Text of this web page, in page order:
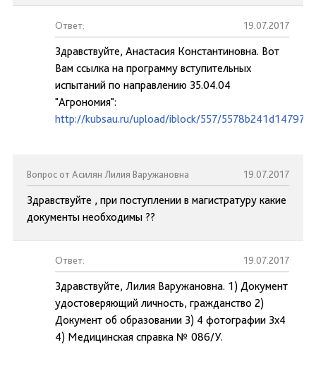
Ответ: 19.07.2017
Здравствуйте, Анастасия Константиновна. Вот
Вам ссылка на программу вступительных
испытаний по направлению 35.04.04
"Агрономия":
http://kubsau.ru/upload/iblock/557/
Вопрос от Асилян Лилия Варужановна 19.07.2017
Здравствуйте , при поступлении в магистратуру какие
документы необходимы ??
Ответ: 19.07.2017
Здравствуйте, Лилия Варужановна. 1) Документ
удостоверяющий личность, гражданство 2)
Документ об образовании 3) 4 фотографии 3x4
4) Медицинская справка № 086/У.